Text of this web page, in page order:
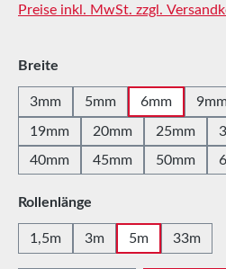
Preise inkl. MwSt. zzgl.
Breite
3mm 5mm 6mm
19mm 20mm 25mm
40mm
45mm 50mm
Rollenlänge
1,5m 3m 5m 33m